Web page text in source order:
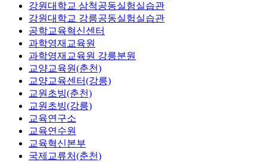
강원대학교 삼척공동실험실습관
강원대학교 강릉공동실험실습관
공학교육혁신센터
과학영재교육원
과학영재교육원 강릉분원
교양교육원(춘천)
교양교육센터(강릉)
교원초빙(춘천)
교원초빙(강릉)
교육연구소
교육연수원
교육혁신본부
국제교류처(춘천)